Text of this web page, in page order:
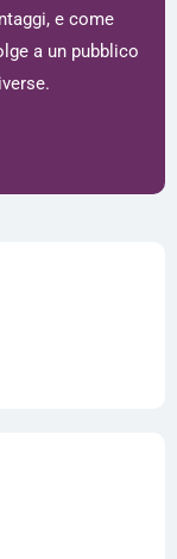
e come
a un pubblico